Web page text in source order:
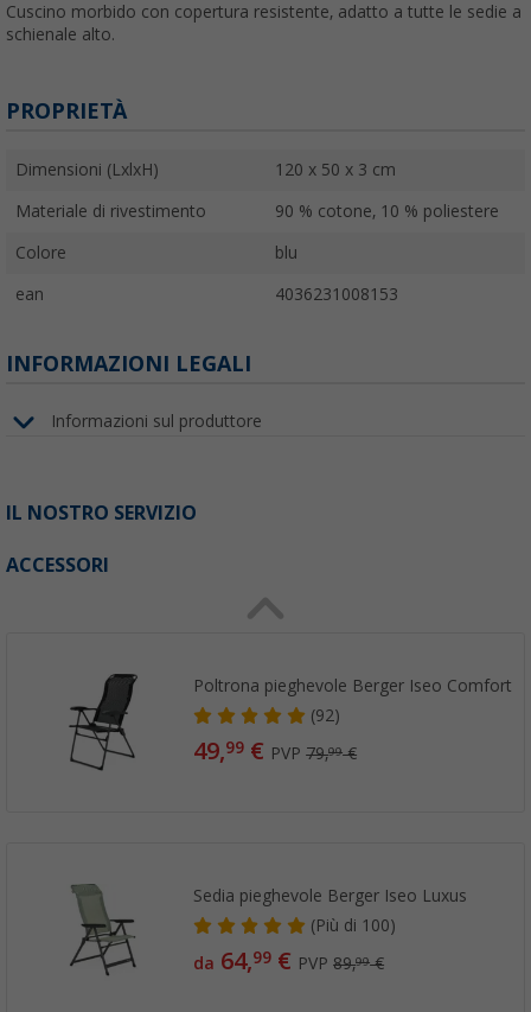
Cuscino morbido con copertura resistente, adatto a tutte le sedie a
schienale alto.
PROPRIETÀ
Dimensioni (LxlxH) 120 x 50 x 3 cm
Materiale di rivestimento 90 % cotone, 10 % poliestere
Colore blu
ean 4036231008153
INFORMAZIONI LEGALI
Informazioni sul produttore
IL NOSTRO SERVIZIO
ACCESSORI
Poltrona pieghevole Berger Iseo Comfort
(92)
49,99 € PVP79,99€
Sedia pieghevole Berger Iseo Luxus
(Più di 100)
da 64,99 € PVP89,99€